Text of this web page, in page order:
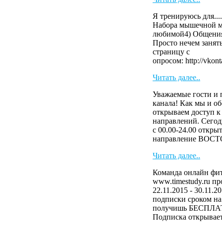
Я тренируюсь
Набора мышечной
любимой4)
Просто нечем
страницу с
опросом: http://
Читать далее..
Уважаемые гости и
канала! Как мы и
открываем доступ
направлений.
с 00.00-24.00
направление
Читать далее..
Команда онлайн
www.timestudy.ru
22.11.2015 -
подписки сроком
получишь
Подписка